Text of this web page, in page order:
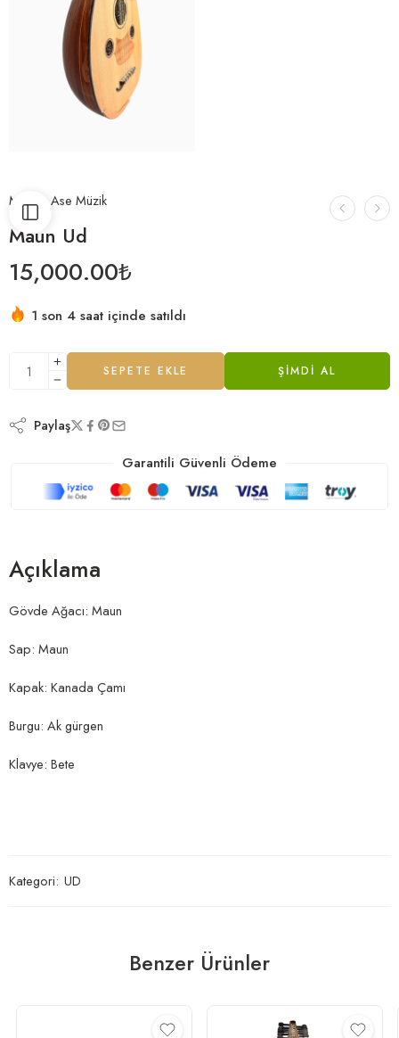
Marka: Ase Müzik
Maun Ud
15,000.00₺
1 son 4 saat içinde satıldı
SEPETE EKLE ŞIMDI AL
Paylaş
Garantili Güvenli Ödeme
Açıklama
Gövde Ağacı: Maun
Sap: Maun
Kapak: Kanada Çamı
Burgu: Ak gürgen
Klavye: Bete
Kategori: UD
Benzer Ürünler